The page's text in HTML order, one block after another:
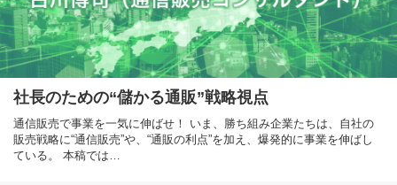
社長のための“儲かる通販”戦略視点
通信販売で事業を一気に伸ばせ！ いま、勝ち組み企業たちは、自社の
販売戦略に“通信販売”や、“通販の利点”を加え、爆発的に事業を伸ばし
ている。 本稿では…